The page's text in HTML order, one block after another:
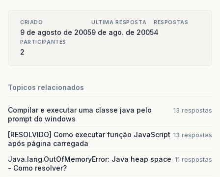
CRIADO
9 de agosto de 2005
ULTIMA RESPOSTA
9 de ago. de 2005
RESPOSTAS
4
PARTICIPANTES
2
Topicos relacionados
Compilar e executar uma classe java pelo
prompt do windows
13 respostas
[RESOLVIDO] Como executar função JavaScript
após página carregada
13 respostas
Java.lang.OutOfMemoryError: Java heap space
- Como resolver?
11 respostas